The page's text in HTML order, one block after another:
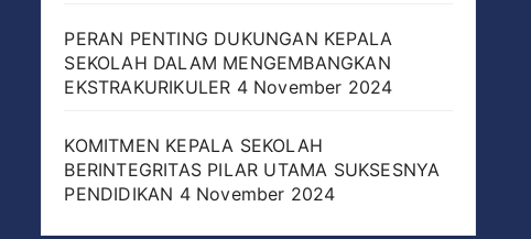
PERAN PENTING DUKUNGAN KEPALA
SEKOLAH DALAM MENGEMBANGKAN
EKSTRAKURIKULER 4 November 2024
KOMITMEN KEPALA SEKOLAH
BERINTEGRITAS PILAR UTAMA SUKSESNYA
PENDIDIKAN 4 November 2024